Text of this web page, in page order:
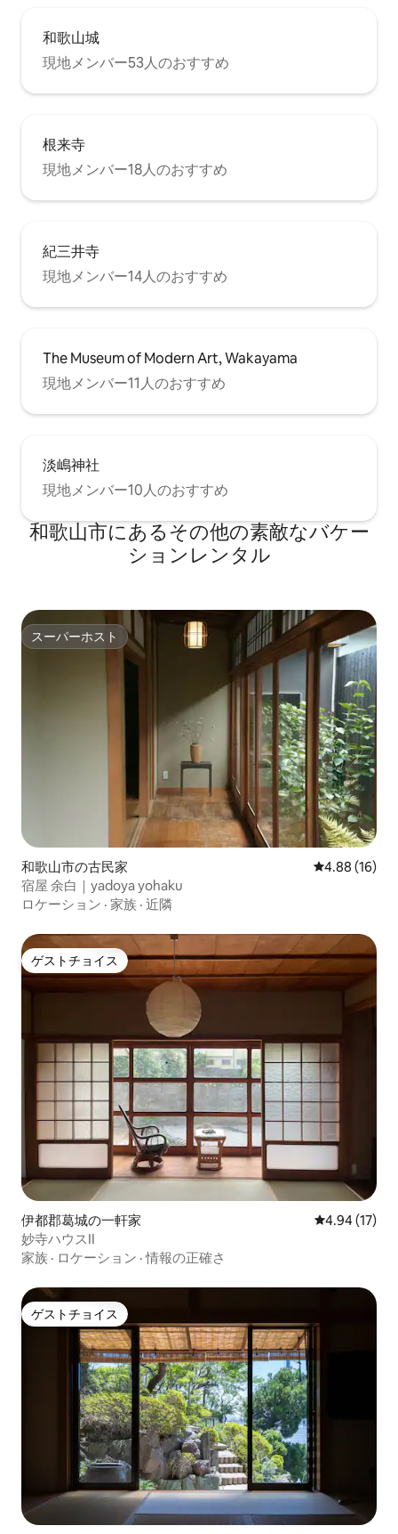
和歌山城
現地メンバー53人のおすすめ
根来寺
現地メンバー18人のおすすめ
紀三井寺
現地メンバー14人のおすすめ
The Museum of Modern Art, Wakayama
現地メンバー11人のおすすめ
淡嶋神社
現地メンバー10人のおすすめ
和歌山市にあるその他の素敵なバケー
ションレンタル
スーパーホスト
スーパーホスト
和歌山市の古民家 レビュー16
4.88 (16)
宿屋 余白｜yadoya yohaku
ロケーション · 家族 · 近隣
ゲストチョイス
ゲストチョイス
伊都郡葛城の一軒家 レビュー17
4.94 (17)
妙寺ハウスII
家族 · ロケーション ·情報の正確さ
ゲストチョイス
ゲストチョイス